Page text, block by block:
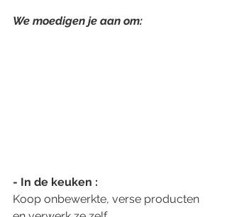
We moedigen je aan om:
- In de keuken :
Koop onbewerkte, verse producten